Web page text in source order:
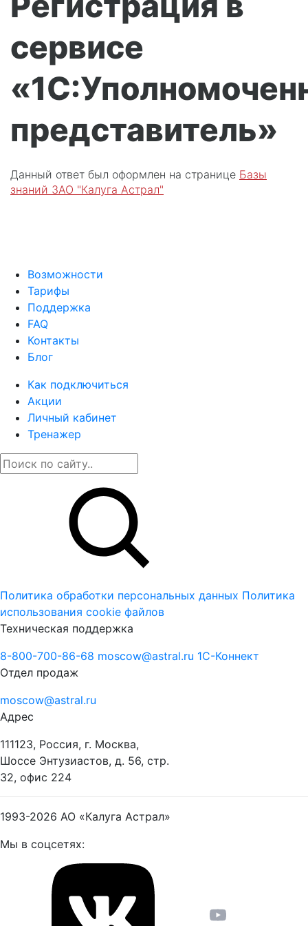
сервисе
представитель»
Данный ответ был оформлен на странице Базы
знаний ЗАО "Калуга Астрал"
Возможности
Тарифы
Поддержка
FAQ
Контакты
Блог
Как подключиться
Акции
Личный кабинет
Тренажер
Политика обработки персональных данных Политика
использования cookie файлов
Техническая поддержка
8-800-700-86-68 moscow@astral.ru 1С-Коннект
Отдел продаж
moscow@astral.ru
Адрес
111123, Россия, г. Москва,
Шоссе Энтузиастов, д. 56, стр.
32, офис 224
1993-2026 АО «Калуга Астрал»
Мы в соцсетях: